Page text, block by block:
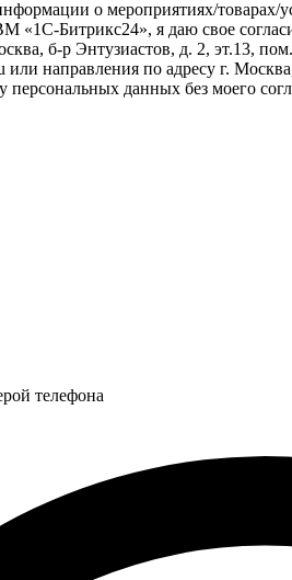
о мероприятиях/
Битрикс24», я даю свое
б-р Энтузиастов, д. 2, эт.13,
направления по адресу г.
персональных данных без моего
телефона